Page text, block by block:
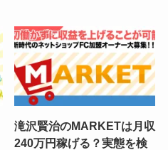
滝沢賢治のMARKETは月収
240万円稼げる？実態を検